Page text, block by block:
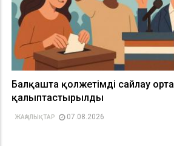
Балқашта қолжетімді сайлау
қалыптастырылды
ЖАҢАЛЫҚТАР 07.08.2026